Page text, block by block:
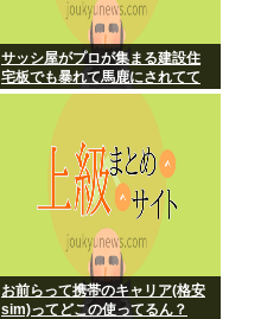
サッシ屋がプロが集まる建設住
宅板でも暴れて馬鹿にされてて
ワロタw
お前らって携帯のキャリア(格安
sim)ってどこの使ってるん？